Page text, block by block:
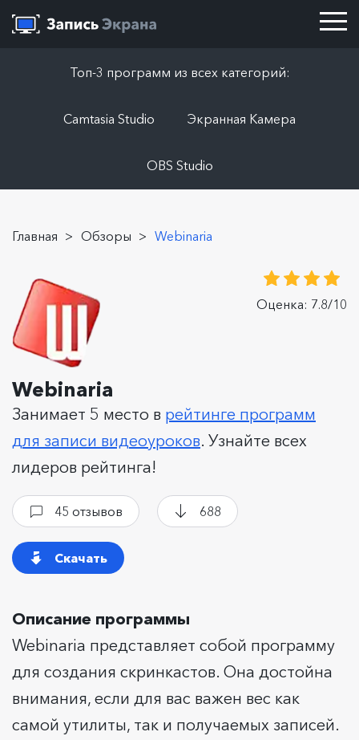
Топ-3 программ из всех категорий:
Camtasia Studio Экранная Камера
OBS Studio
Главная > Обзоры > Webinaria
Webinaria
Оценка: 7.8/10
Занимает 5 место в рейтинге программ
для записи видеоуроков. Узнайте всех
лидеров рейтинга!
45 отзывов 688
Скачать
Описание программы
Webinaria представляет собой программу
для создания скринкастов. Она достойна
внимания, если для вас важен вес как
самой утилиты, так и получаемых записей.